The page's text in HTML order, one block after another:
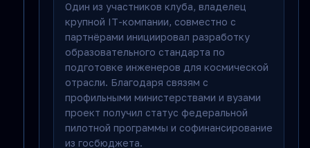
Один из участников клуба, владелец
крупной IT-компании, совместно с
партнёрами инициировал разработку
образовательного стандарта по
подготовке инженеров для космической
отрасли. Благодаря связям с
профильными министерствами и вузами
проект получил статус федеральной
пилотной программы и софинансирование
из госбюджета.